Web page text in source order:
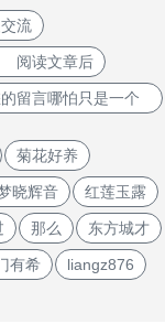
流
读文章后
言哪怕只是一个
菊花好养
晓辉音 红莲玉露
那么 东方城才
有希 liangz876